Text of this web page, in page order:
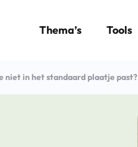
Thema’s Tools
niet in het standaard plaatje past?